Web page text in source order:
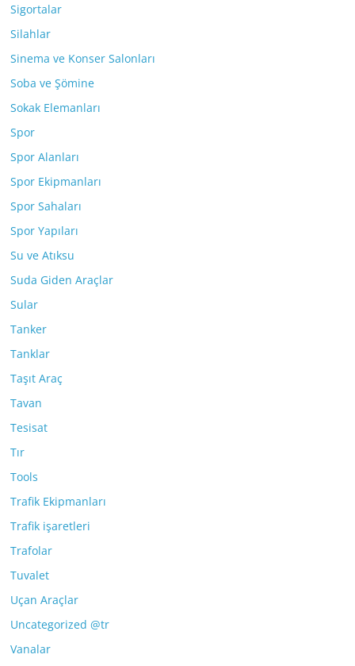
Sigortalar
Silahlar
Sinema ve Konser Salonları
Soba ve Şömine
Sokak Elemanları
Spor
Spor Alanları
Spor Ekipmanları
Spor Sahaları
Spor Yapıları
Su ve Atıksu
Suda Giden Araçlar
Sular
Tanker
Tanklar
Taşıt Araç
Tavan
Tesisat
Tır
Tools
Trafik Ekipmanları
Trafik işaretleri
Trafolar
Tuvalet
Uçan Araçlar
Uncategorized @tr
Vanalar